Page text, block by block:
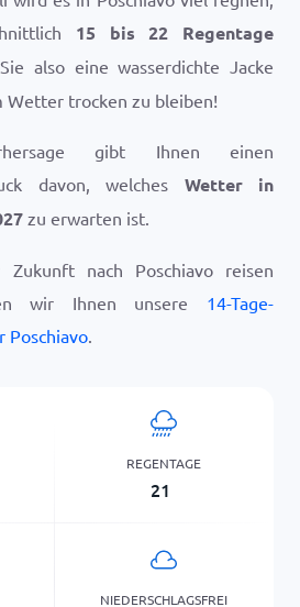
15 bis 22 Regentage
also eine wasserdichte Jacke
Wetter trocken zu bleiben!
gibt Ihnen einen
davon, welches Wetter in
zu erwarten ist.
nach Poschiavo reisen
wir Ihnen unsere 14-Tage-
Poschiavo.
REGENTAGE
21
NIEDERSCHLAGSFREI